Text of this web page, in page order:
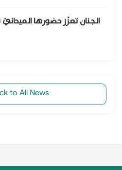
الجنان تعزّز حضورها
to All News